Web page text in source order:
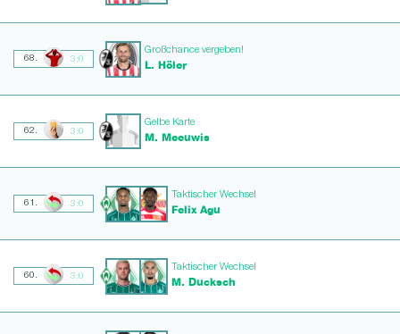
68. 3:0
Großchance vergeben!
L. Höler
62. 3:0
Gelbe Karte
M. Meeuwis
61. 3:0
Taktischer Wechsel
Felix Agu
60. 3:0
Taktischer Wechsel
M. Ducksch